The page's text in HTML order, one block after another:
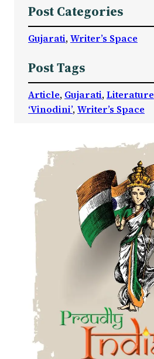
Post Categories
Gujarati, Writer’s Space
Post Tags
Article, Gujarati, Literature
‘Vinodini’, Writer’s Space